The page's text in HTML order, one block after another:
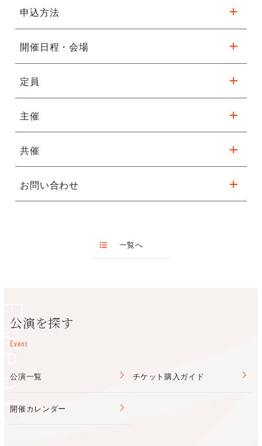
堺まつり出場・海外演奏実績のある
和太鼓チームが、体験会を実施しま
す。
体 験 料：無料
個人負担：￥2,400／太鼓バチ、￥800／安全保険
申込方法
申込用紙（チラシ裏面）に必要事項をご記入の上、ファックスに
て072₋233₋2681まで送信ください。
または、以下の申込フォームより必要事項をご記入の上、送信し
てください。
＜申込締切＞
開催日程・会場
◆フェニーチェ堺 多目的室/体験日（集合17:45/18:00～
19:00）
4月30日(木)、
5月14日(木)、21日(木)、28日(木)、
6月4日(木)、18日(木)、25日(木)
◆フェニーチェ堺 大スタジオ/発表会（時間未定)
定員
20名
主催
堺太鼓
共催
フェニーチェ堺
お問い合わせ
一覧へ
公演を探す
Event
公演一覧 チケット購入ガイド
開催カレンダー